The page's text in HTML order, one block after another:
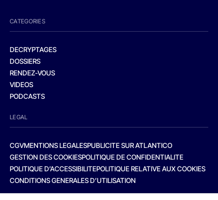
CATEGORIES
DECRYPTAGES
DOSSIERS
RENDEZ-VOUS
VIDEOS
PODCASTS
LEGAL
CGVMENTIONS LEGALESPUBLICITE SUR ATLANTICO
GESTION DES COOKIESPOLITIQUE DE CONFIDENTIALITE
POLITIQUE D’ACCESSIBILITEPOLITIQUE RELATIVE AUX COOKIES
CONDITIONS GENERALES D’UTILISATION